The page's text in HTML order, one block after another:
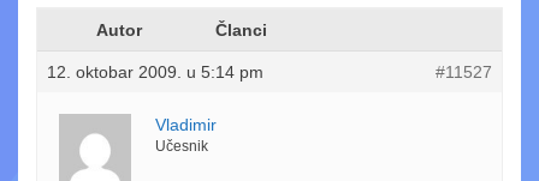
Autor Članci
12. oktobar 2009. u 5:14 pm #11527
Vladimir
Učesnik